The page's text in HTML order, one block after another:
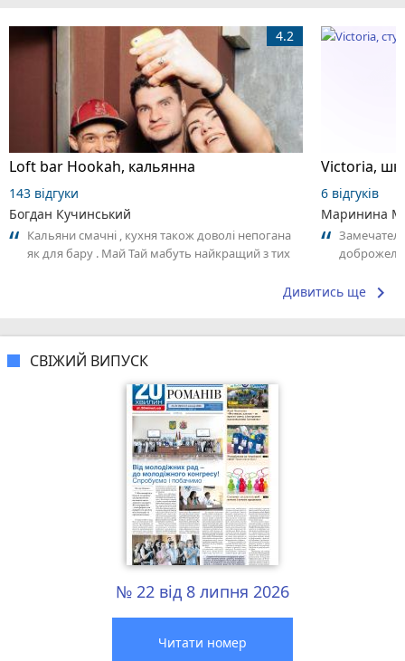
Loft bar Hookah, кальянна
4.2
143 відгуки
Богдан Кучинський
Кальяни смачні , кухня також доволі непогана
як для бару . Май Тай мабуть найкращий з тих
6 відгуків
Маринина
Дивитись ще keyboard_arrow_right
СВІЖИЙ ВИПУСК
№ 22 від 8 липня 2026
Читати номер